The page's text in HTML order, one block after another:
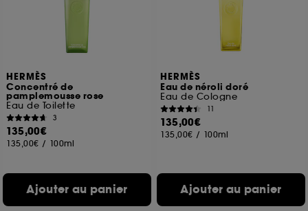
HERMÈS
Concentré de
pamplemousse rose
Eau de Toilette
3
135,00€
135,00€ / 100ml
Ajouter au panier
HERMÈS
Eau de néroli doré
Eau de Cologne
11
135,00€
135,00€ / 100ml
Ajouter au panier